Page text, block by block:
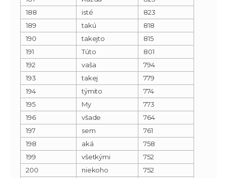
188
isté
823
189
takú
818
190
takejto
815
191
Túto
801
192
vaša
794
193
takej
779
194
týmito
774
195
My
773
196
všade
764
197
sem
761
198
aká
758
199
všetkými
752
200
niekoho
752